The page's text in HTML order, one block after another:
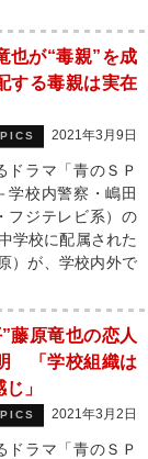
也が“毒親”を成
る毒親は実在
2021年3月9日
ラマ「青のＳＰ
学校内警察・嶋田
フジテレビ系）の
学校に配属された
）が、学校内外で
藤原竜也の恋人
「学校組織は
」
2021年3月2日
ラマ「青のＳＰ